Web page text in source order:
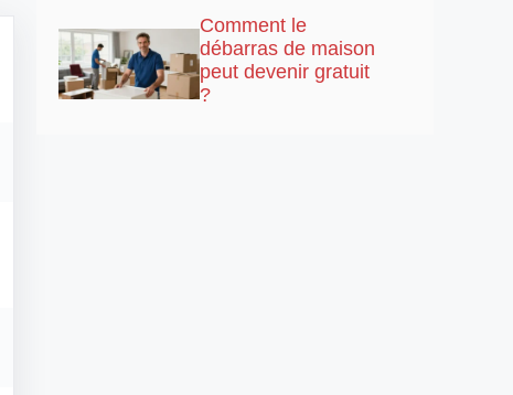
Comment le
débarras de maison
peut devenir gratuit
?